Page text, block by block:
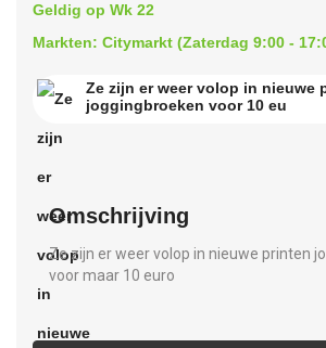
Geldig op Wk 22
Markten: Citymarkt (Zaterdag 9:00 -
Ze zijn er weer volop in nieuwe
joggingbroeken voor 10 eu
Omschrijving
Ze zijn er weer volop in nieuwe printen
voor maar 10 euro